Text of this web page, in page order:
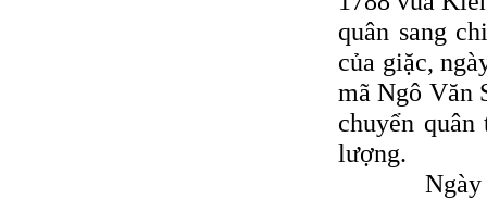
quân sang
của giặc,
mã Ngô Văn
chuyển
lượng.
Ngày 24